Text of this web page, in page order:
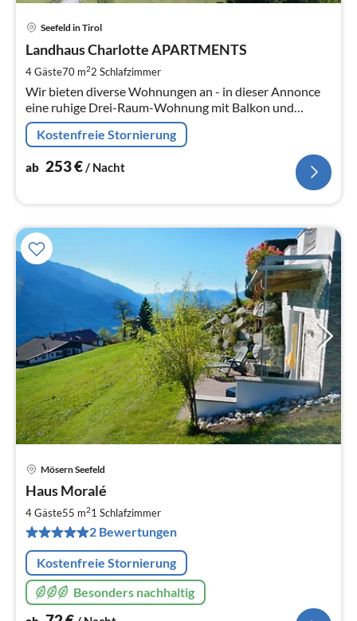
Seefeld in Tirol
Landhaus Charlotte APARTMENTS
4 Gäste70 m22 Schlafzimmer
Wir bieten diverse Wohnungen an - in dieser Annonce
eine ruhige Drei-Raum-Wohnung mit Balkon und
herrlicher Aussicht (70m²) ENZIAN Bitte melden Sie sich
einfach!
Kostenfreie Stornierung
ab 253€/ Nacht
Mösern Seefeld
Haus Moralé
4 Gäste55 m21 Schlafzimmer
2 Bewertungen
Kostenfreie Stornierung
Besonders nachhaltig